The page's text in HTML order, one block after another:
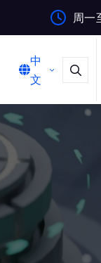
周一
中
文